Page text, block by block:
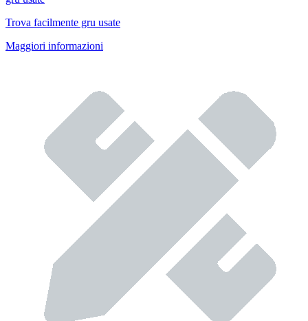
Trova facilmente gru usate
Maggiori informazioni